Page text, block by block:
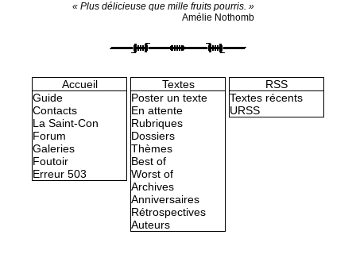
« Plus délicieuse que mille fruits pourris. »
Amélie Nothomb
Accueil
Guide
Contacts
La Saint-Con
Forum
Galeries
Foutoir
Erreur 503
Textes
Poster un texte
En attente
Rubriques
Dossiers
Thèmes
Best of
Worst of
Archives
Anniversaires
Rétrospectives
Auteurs
RSS
Textes récents
URSS